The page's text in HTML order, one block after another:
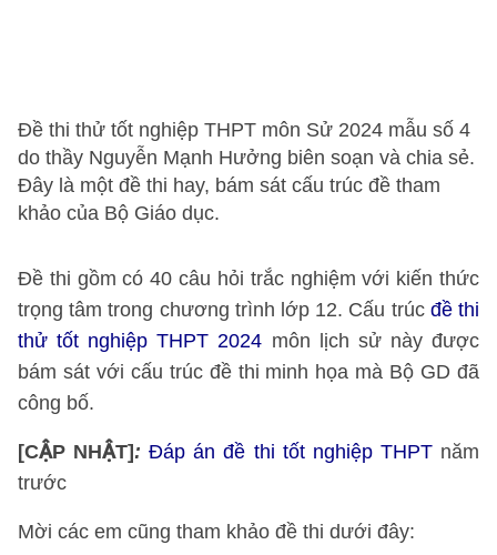
Đề thi thử tốt nghiệp THPT môn Sử 2024 mẫu số 4
do thầy Nguyễn Mạnh Hưởng biên soạn và chia sẻ.
Đây là một đề thi hay, bám sát cấu trúc đề tham
khảo của Bộ Giáo dục.
Đề thi gồm có 40 câu hỏi trắc nghiệm với kiến thức
trọng tâm trong chương trình lớp 12. Cấu trúc đề thi
thử tốt nghiệp THPT 2024 môn lịch sử này được
bám sát với cấu trúc đề thi minh họa mà Bộ GD đã
công bố.
[CẬP NHẬT]: Đáp án đề thi tốt nghiệp THPTnăm
trước
Mời các em cũng tham khảo đề thi dưới đây: